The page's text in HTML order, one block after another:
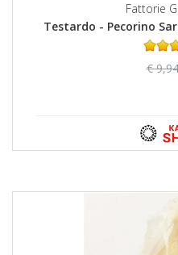
Fattorie
Testardo - Pecorino
€ 9,94